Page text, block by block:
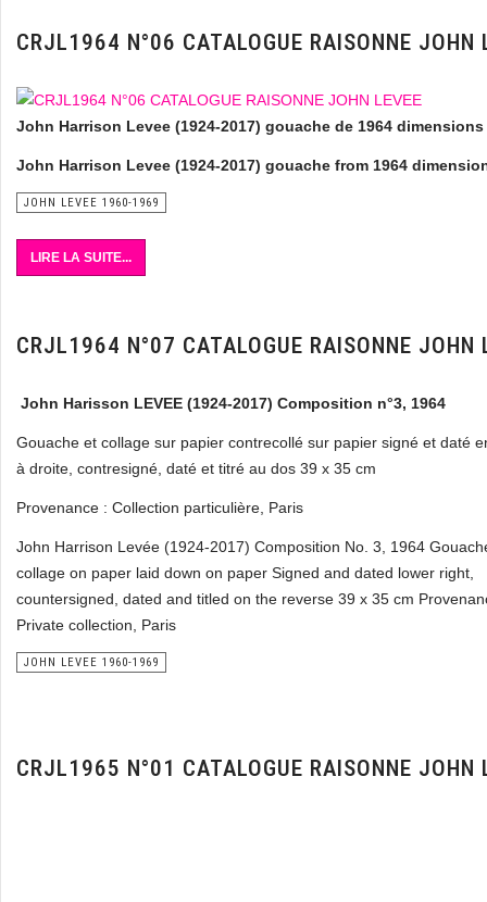
CRJL1964 N°06 CATALOGUE RAISONNE JOHN
John Harrison Levee (1924-2017) gouache de 1964
John Harrison Levee (1924-2017) gouache from 1964
JOHN LEVEE 1960-1969
LIRE LA SUITE...
CRJL1964 N°07 CATALOGUE RAISONNE JOHN
John Harisson LEVEE (1924-2017) Composition n°3, 1964
Gouache et collage sur papier contrecollé sur papier signé et daté
à droite, contresigné, daté et titré au dos 39 x 35 cm
Provenance : Collection particulière, Paris
John Harrison Levée (1924-2017) Composition No. 3, 1964
collage on paper laid down on paper Signed and dated lower right,
countersigned, dated and titled on the reverse 39 x 35 cm
Private collection, Paris
JOHN LEVEE 1960-1969
CRJL1965 N°01 CATALOGUE RAISONNE JOHN